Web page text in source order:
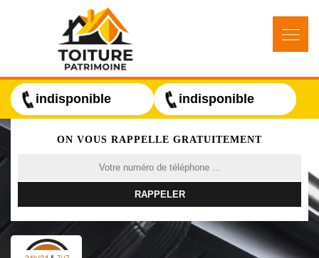
indisponible indisponible
ON VOUS RAPPELLE GRATUITEMENT